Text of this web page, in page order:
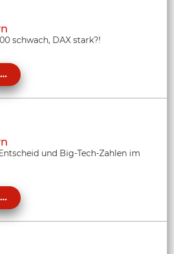
schwach, DAX stark?!
und Big-Tech-Zahlen im